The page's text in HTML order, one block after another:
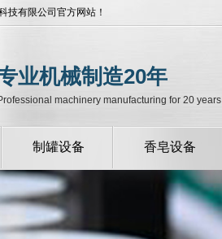
技有限公司官方网站！
业机械制造20年
machinery manufacturing for 20 years
制罐设备
自动全自动制罐设
备
自动半自动制罐设
香皂设备